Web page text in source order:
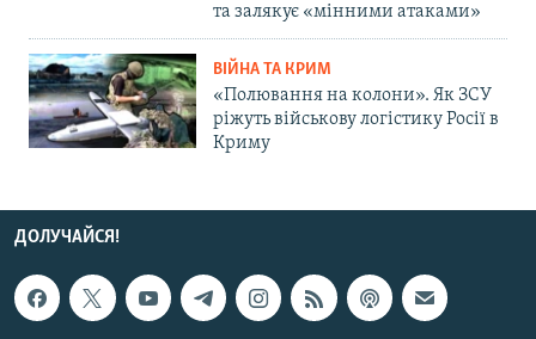
та залякує «мінними атаками»
ВІЙНА ТА КРИМ
«Полювання на колони». Як ЗСУ
ріжуть військову логістику Росії в
Криму
ДОЛУЧАЙСЯ!